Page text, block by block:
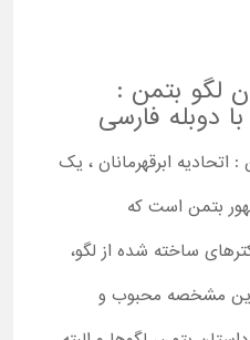
لگو بتمن :
با دوبله فارسی
ابرقهرمانان ، یک
بتمن است که
ساخته شده از لگو،
مشخصه محبوب و